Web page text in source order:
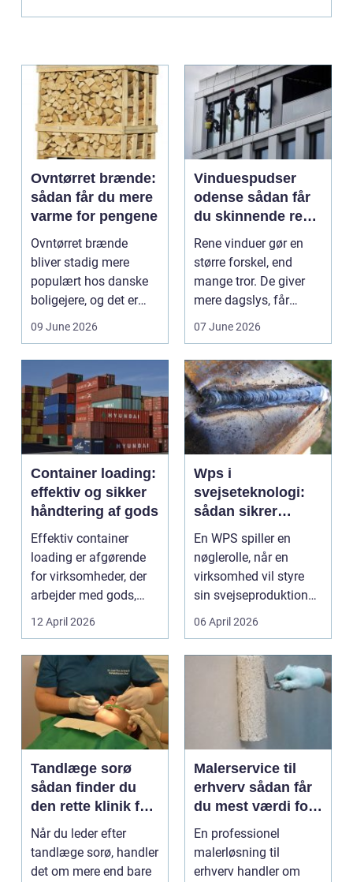
Ovntørret brænde:
sådan får du mere
varme for pengene
Ovntørret brænde
bliver stadig mere
populært hos danske
boligejere, og det er
ikke uden grund. Når
09 June 2026
Vinduespudser
odense sådan får
du skinnende rene
ruder året rundt
Rene vinduer gør en
større forskel, end
mange tror. De giver
mere dagslys, får
boligen eller virksom...
07 June 2026
Container loading:
effektiv og sikker
håndtering af gods
Effektiv container
loading er afgørende
for virksomheder, der
arbejder med gods,
skrot eller ...
12 April 2026
Wps i
svejseteknologi:
sådan sikrer
virksomheder
kvalitet og
sporbarhed
En WPS spiller en
nøglerolle, når en
virksomhed vil styre
sin svejseproduktion
sikkert, ensartet og ...
06 April 2026
Tandlæge sorø
sådan finder du
den rette klinik for
dig
Når du leder efter
tandlæge sorø, handler
det om mere end bare
Malerservice til
erhverv sådan får
du mest værdi for
pengene
En professionel
malerløsning til
erhverv handler om